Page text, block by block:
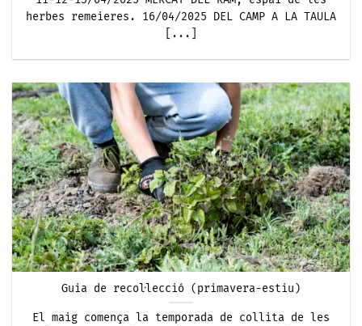
herbes remeieres. 16/04/2025 DEL CAMP A LA TAULA
[...]
Guia de recol·lecció (primavera-estiu)
El maig comença la temporada de collita de les